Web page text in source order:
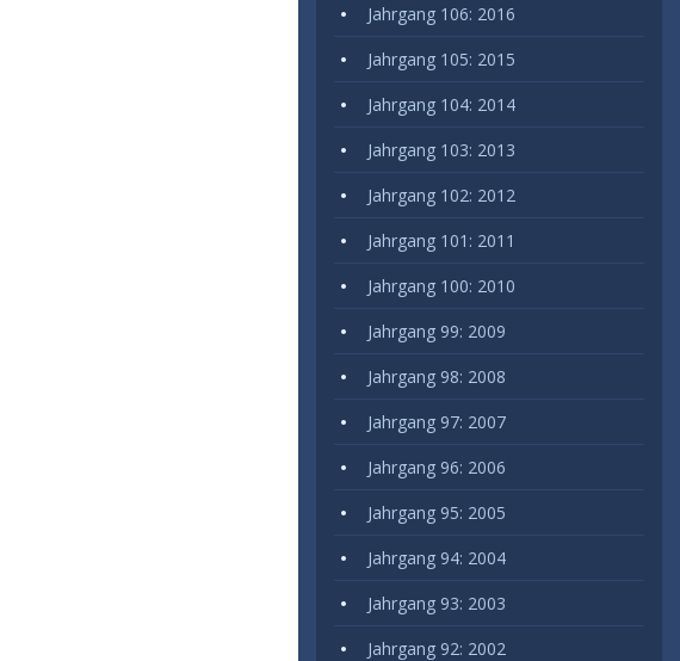
Jahrgang 106: 2016
Jahrgang 105: 2015
Jahrgang 104: 2014
Jahrgang 103: 2013
Jahrgang 102: 2012
Jahrgang 101: 2011
Jahrgang 100: 2010
Jahrgang 99: 2009
Jahrgang 98: 2008
Jahrgang 97: 2007
Jahrgang 96: 2006
Jahrgang 95: 2005
Jahrgang 94: 2004
Jahrgang 93: 2003
Jahrgang 92: 2002